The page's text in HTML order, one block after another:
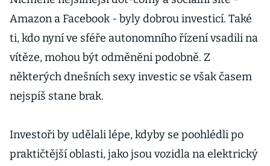
bez kapitána
Amazon a Facebook - byly dobrou investicí. Také
ti, kdo nyní ve sféře autonomního řízení vsadili na
vítěze, mohou být odměněni podobně. Z
některých dnešních sexy investic se však časem
nejspíš stane brak.
Investoři by udělali lépe, kdyby se poohlédli po
praktičtější oblasti, jako jsou vozidla na elektrický